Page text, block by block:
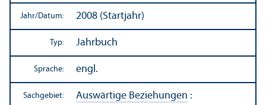
Jahr/Datum: 2008 (Startjahr)
Typ: Jahrbuch
Sprache: engl.
Sachgebiet: Auswärtige Beziehungen :